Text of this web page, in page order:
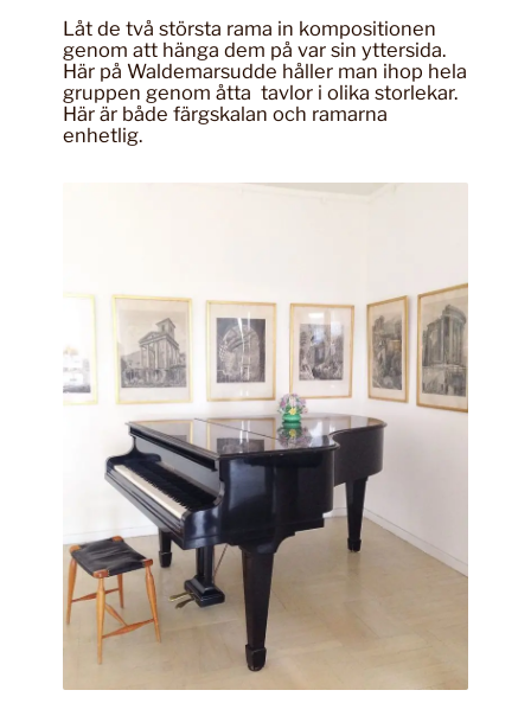
Låt de två största rama in kompositionen
genom att hänga dem på var sin yttersida.
Här på Waldemarsudde håller man ihop hela
gruppen genom åtta tavlor i olika storlekar.
Här är både färgskalan och ramarna
enhetlig.